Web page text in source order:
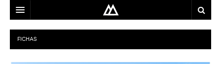
ARQUITECTO
LOCALIZACIÓN
FICHAS